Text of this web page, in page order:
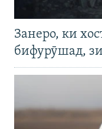
Занеро, ки
бифурӯшад,